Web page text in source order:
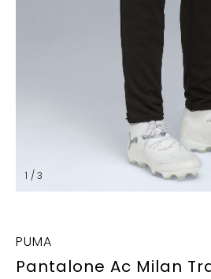
1 / 3
PUMA
Pantalone Ac Milan